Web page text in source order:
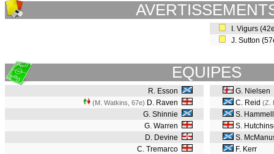
I. Vigurs
J. Sutton
EQUIPES
R. Esson
(M. Watkins, 67e) D. Raven
G. Shinnie
G. Warren
D. Devine
C. Tremarco
G. Nielsen
C. Reid (Z.
S. Hammell
S.
S.
F. Kerr